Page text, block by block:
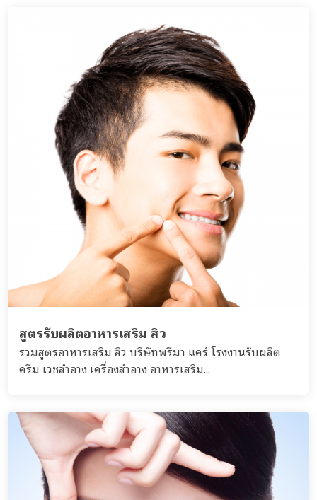
สูตรรับผลิตอาหารเสริม สิว
รวมสูตรอาหารเสริม สิว บริษัทพรีมา แคร์ โรงงานรับผลิต
ครีม เวชสำอาง เครื่องสำอาง อาหารเสริม...